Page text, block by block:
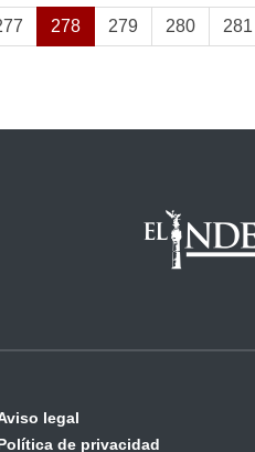
278 279 280 281
legal
de privacidad